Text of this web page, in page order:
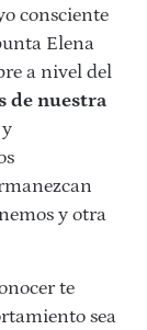
consciente
Elena
a nivel del
de nuestra
y
y otra
te
sea